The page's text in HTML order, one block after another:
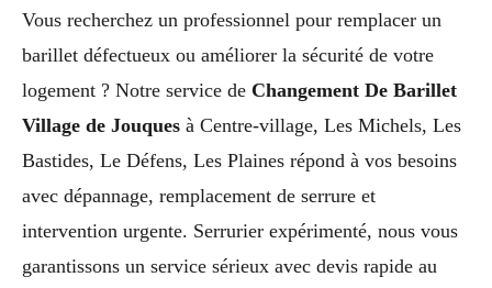
Vous recherchez un professionnel pour remplacer un
barillet défectueux ou améliorer la sécurité de votre
logement ? Notre service de Changement De Barillet
Village de Jouques à Centre-village, Les Michels, Les
Bastides, Le Défens, Les Plaines répond à vos besoins
avec dépannage, remplacement de serrure et
intervention urgente. Serrurier expérimenté, nous vous
garantissons un service sérieux avec devis rapide au